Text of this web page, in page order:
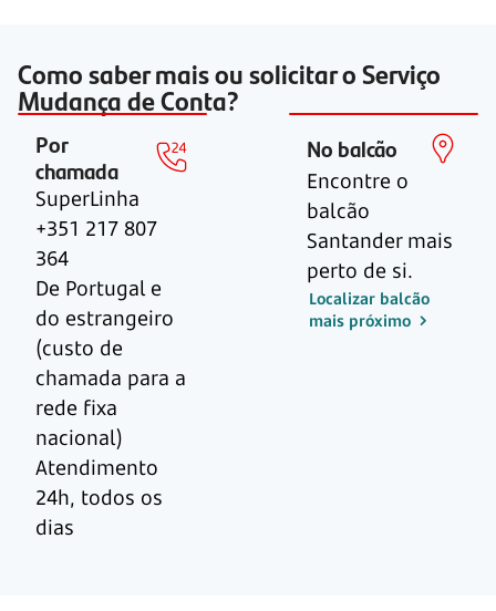
Como saber mais ou solicitar o Serviço
Mudança de Conta?
Por
chamada
SuperLinha
+351 217 807
364
De Portugal e
do estrangeiro
(custo de
chamada para a
rede fixa
nacional)
Atendimento
24h, todos os
dias
No balcão
Encontre o
balcão
Santander mais
perto de si.
Localizar balcão
mais próximo